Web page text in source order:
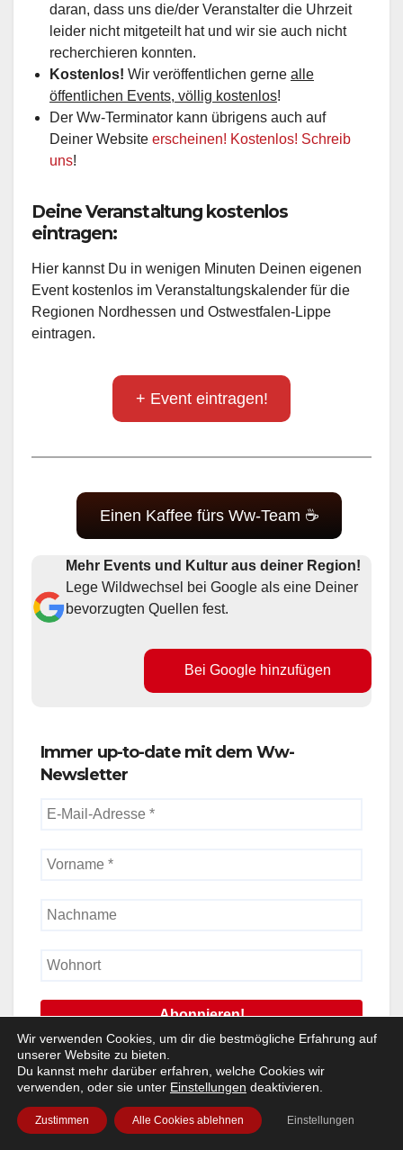
daran, dass uns die/der Veranstalter die Uhrzeit
leider nicht mitgeteilt hat und wir sie auch nicht
recherchieren konnten.
Kostenlos! Wir veröffentlichen gerne alle
öffentlichen Events, völlig kostenlos!
Der Ww-Terminator kann übrigens auch auf
Deiner Website erscheinen! Kostenlos! Schreib
uns!
Deine Veranstaltung kostenlos
eintragen:
Hier kannst Du in wenigen Minuten Deinen eigenen
Event kostenlos im Veranstaltungskalender für die
Regionen Nordhessen und Ostwestfalen-Lippe
eintragen.
+ Event eintragen!
Einen Kaffee fürs Ww-Team ☕
Mehr Events und Kultur aus deiner Region!
Lege Wildwechsel bei Google als eine Deiner
bevorzugten Quellen fest.
Bei Google hinzufügen
Immer up-to-date mit dem Ww-
Newsletter
Ww enthält Banner + Pay-Links
Wir verwenden Cookies, um dir die bestmögliche Erfahrung auf
unserer Website zu bieten.
Du kannst mehr darüber erfahren, welche Cookies wir
verwenden, oder sie unter Einstellungen deaktivieren.
Zustimmen Alle Cookies ablehnen Einstellungen